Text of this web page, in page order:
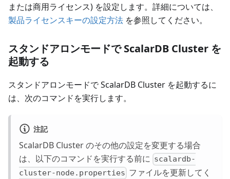
または商用ライセンス) を設定します。詳細については、
製品ライセンスキーの設定方法 を参照してください。
スタンドアロンモードで ScalarDB Cluster を
起動する
スタンドアロンモードで ScalarDB Cluster を起動するに
は、次のコマンドを実行します。
注記
ScalarDB Cluster のその他の設定を変更する場合
は、以下のコマンドを実行する前に scalardb-
cluster-node.properties ファイルを更新してく